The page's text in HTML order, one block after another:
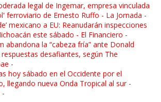
legal de Ingemar, empresa vinculada
ferroviario de Ernesto Ruffo - La Jornada -
mexicano a EU: Reanudarán inspecciones
este sábado - El Financiero -
abandona la “cabeza fría” ante Donald
desafiantes, según The
-
hoy sábado en el Occidente por el
llegando nueva Onda Tropical al sur -
-